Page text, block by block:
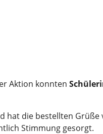
Aktion konnten
hat die bestellten Grüße
Stimmung gesorgt.